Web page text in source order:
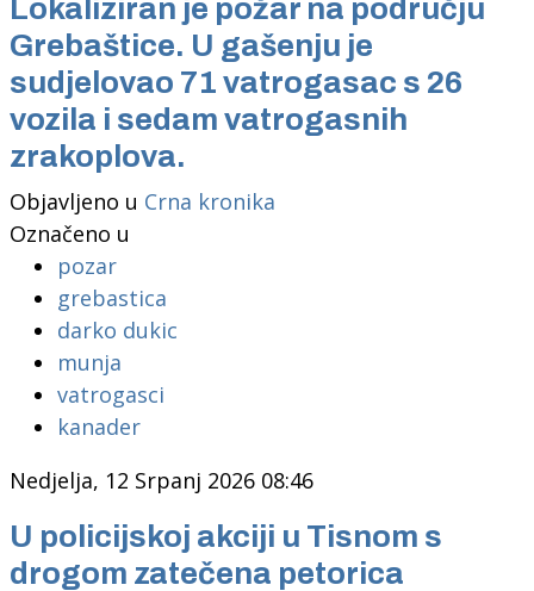
Lokaliziran je požar na području
Grebaštice. U gašenju je
sudjelovao 71 vatrogasac s 26
vozila i sedam vatrogasnih
zrakoplova.
Objavljeno u Crna kronika
Označeno u
pozar
grebastica
darko dukic
munja
vatrogasci
kanader
Nedjelja, 12 Srpanj 2026 08:46
U policijskoj akciji u Tisnom s
drogom zatečena petorica